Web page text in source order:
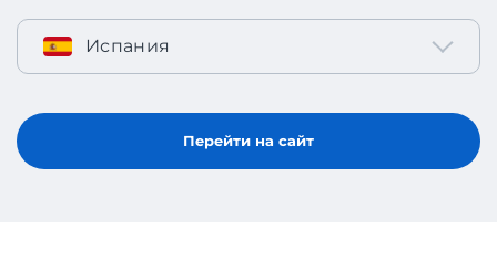
Испания
Перейти на сайт